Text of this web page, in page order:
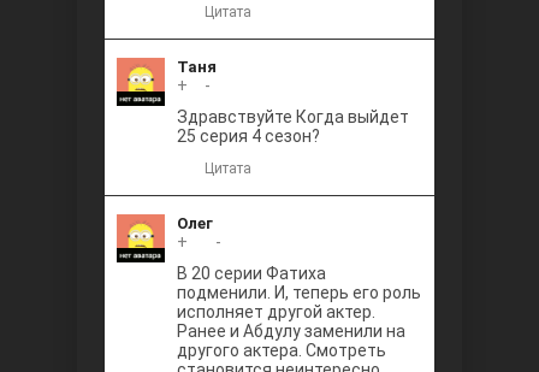
Цитата
Таня
+
-
Здравствуйте Когда выйдет
25 серия 4 сезон?
Цитата
Олег
+
-
В 20 серии Фатиха
подменили. И, теперь его роль
исполняет другой актер.
Ранее и Абдулу заменили на
другого актера. Смотреть